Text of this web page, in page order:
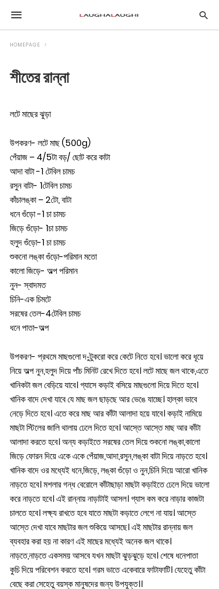
HOMEPAGE
শীতের রান্না
লটে মাছের ঝুড়া
উপকরণ- লটে মাছ (500g)
পেঁয়াজ – 4/5টা বড়/ ছোট করে কাটা
আদা বাটা -1 টেবিল চামচ
রসুন বাটা- 1টেবিল চামচ
কাঁচালঙ্কা – 2টো, বাটা
ধনে গুঁড়ো -1 চা চামচ
জিড়ে গুঁড়ো- 1চা চামচ
হলুদ গুঁড়ো-1 চা চামচ
শুকনো লঙ্কা গুঁড়ো-পরিমান মতো
কালো জিড়ে- অল্প পরিমান
নুন- স্বাদমত
চিনি-এক চিমটে
সরষের তেল-4টেবিল চামচ
ধনে পাতা-অল্প
উপকরণ- প্রথমে মাছগুলো দ-ুটুকরো করে কেটে নিতে হবে। ভালো করে ধূয়ে
নিয়ে অল্প নুন,হলুদ দিয়ে পাঁচ মিনিট রেখে দিতে হবে। লটে মাছে জল থাকে,এতে
খানিকটা জল বেড়িয়ে যাবে। গ্যাসে কড়াই বসিয়ে মাছগুলো দিয়ে দিতে হবে।
খানিক বাদে দেখা যাবে যে মাছ জল ছাড়ছে আর ভেঙে যাচ্ছে। হাল্কা ভাবে
নেড়ে দিতে হবে। এতে করে মাছ আর কাঁটা আলাদা হয়ে যাবে। কড়াই নামিয়ে
মাছটা স্টিলের জালি থালায় ঢেলে দিতে হবে। আস্তে আস্তে মাছ আর কাঁটা
আলাদা করতে হবে। অন্য কড়াইতে সরষের তেল দিয়ে শুকনো লঙ্কা,কালো
জিড়ে ফোরন দিয়ে একে একে পেঁয়াজ,আদা,রসুন,লঙ্কা বাটা দিয়ে নাড়তে হবে।
খানিক বাদে ওর মধ্যেই ধনে,জিড়ে, লঙ্কা গুঁড়ো ও নুন,চিনি দিয়ে আরো খানিক
নাড়তে হবে। মশলার গন্ধ বেরোলে কাঁটাছাড়া মাছটা কড়াইতে ঢেলে দিয়ে ভালো
করে নাড়তে হবে। এই রান্নায় নাড়াটাই আসল। গ্যাস কম করে নাড়ার কাজটা
চালতে হবে। লক্ষ্য রাখতে হবে যাতে মাছটা কড়াতে লেগে না যায়। আস্তে
আস্তে দেখা যাবে মাছটার জল শুকিয়ে আসছে। এই মাছটার রান্নায় জল
ব্যবহার করা হয় না কারণ এই মাছের মধ্যেই অনেক জল থাকে।
নাড়তে,নাড়তে একসময় আসবে যখন মাছটা ঝুড়ঝুড়ে হবে। শেষে ধনেপাতা
কুচি দিয়ে পরিবেশন করতে হবে। গরম ভাতে একেবারে ফাটাফাটি। যেহেতু কাঁটা
বেছে করা সেহেতু বয়স্ক মানুষদের জন্য উপযুক্ত।।